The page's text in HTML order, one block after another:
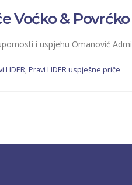
Voćko &
i uspjehu Omanović
LIDER,Pravi LIDER uspješne priče